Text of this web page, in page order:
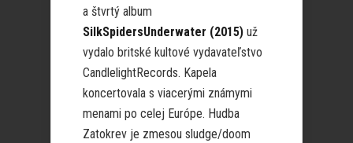
a štvrtý album
SilkSpidersUnderwater (2015) už
vydalo britské kultové vydavateľstvo
CandlelightRecords. Kapela
koncertovala s viacerými známymi
menami po celej Európe. Hudba
Zatokrev je zmesou sludge/doom